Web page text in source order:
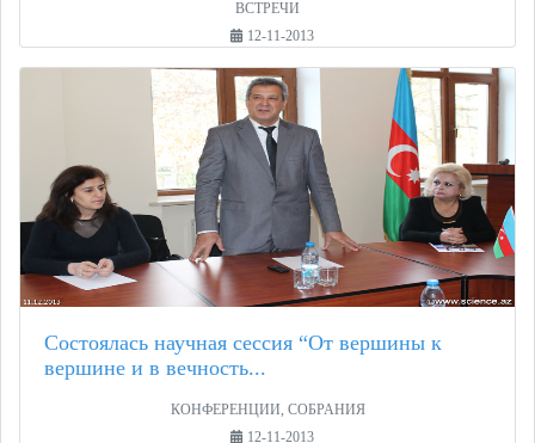
ВСТРЕЧИ
12-11-2013
Состоялась научная сессия “От вершины к
вершине и в вечность...
КОНФЕРЕНЦИИ, СОБРАНИЯ
12-11-2013